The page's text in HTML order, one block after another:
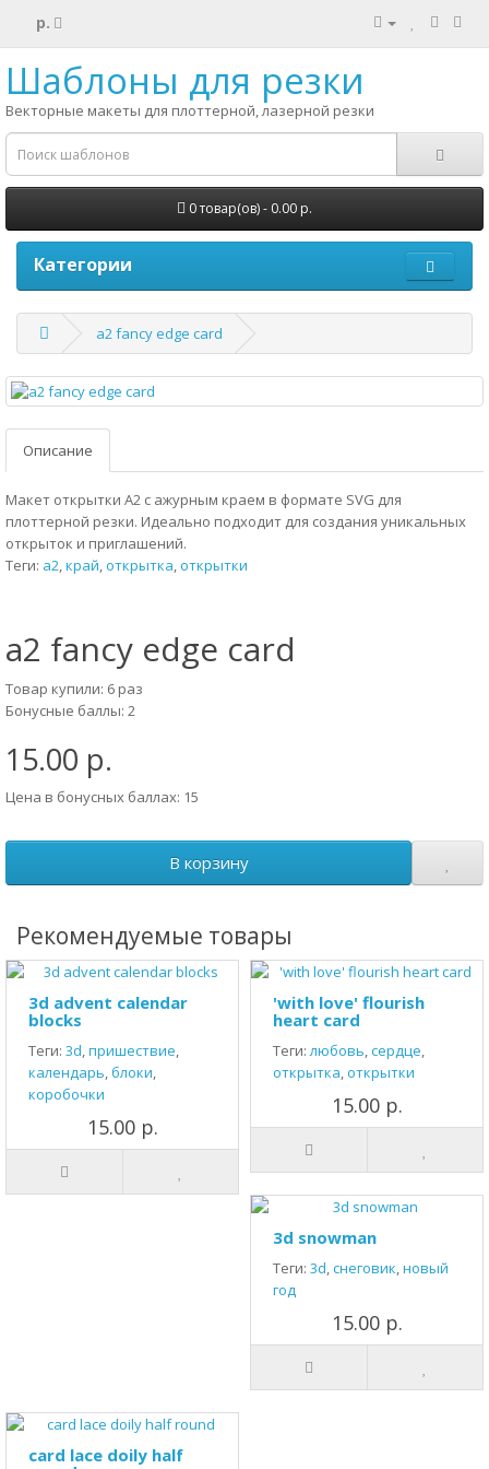
р.
Шаблоны для резки
Векторные макеты для плоттерной, лазерной резки
0 товар(ов) - 0.00 р.
Категории
a2 fancy edge card
Описание
Макет открытки A2 с ажурным краем в формате SVG для
плоттерной резки. Идеально подходит для создания уникальных
открыток и приглашений.
Теги: а2,край,открытка,открытки
a2 fancy edge card
Товар купили: 6 раз
Бонусные баллы: 2
15.00 р.
Цена в бонусных баллах: 15
В корзину
Рекомендуемые товары
3d advent calendar
blocks
Теги: 3d,пришествие,
календарь,блоки,
коробочки
15.00 р.
'with love' flourish
heart card
Теги:любовь,сердце,
открытка,открытки
15.00 р.
3d snowman
Теги: 3d,снеговик,новый
год
15.00 р.
card lace doily half